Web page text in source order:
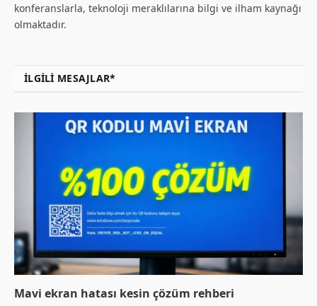
konferanslarla, teknoloji meraklılarına bilgi ve ilham kaynağı
olmaktadır.
İLGILI MESAJLAR*
Mavi ekran hatası kesin çözüm rehberi